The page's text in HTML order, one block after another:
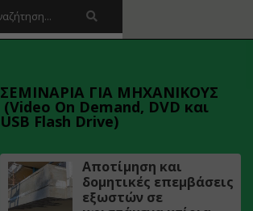
ΣΕΜΙΝΑΡΙΑ ΓΙΑ ΜΗΧΑΝΙΚΟΥΣ
(Video On Demand, DVD και
USB Flash Drive)
Αποτίμηση και
δομητικές επεμβάσεις
εξωστών σε